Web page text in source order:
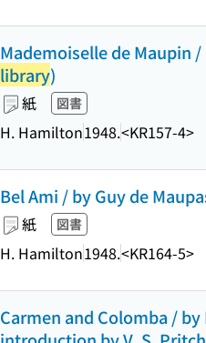
Mademoiselle de Maupin
library)
紙 図書
H. Hamilton1948.<KR157-4>
Bel Ami / by Guy de
紙 図書
H. Hamilton1948.<KR164-5>
Carmen and Colomba /